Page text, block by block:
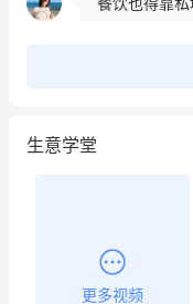
生意学堂
更多视频